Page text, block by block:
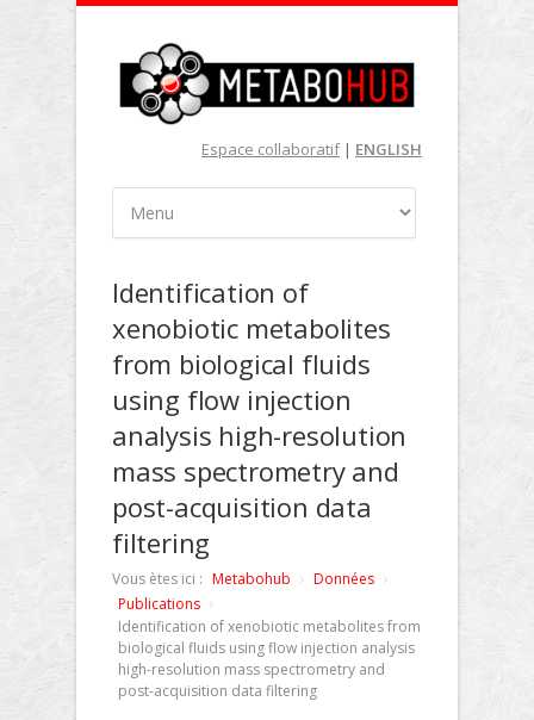
Espace collaboratif| ENGLISH
Identification of
xenobiotic metabolites
from biological fluids
using flow injection
analysis high-resolution
mass spectrometry and
post-acquisition data
filtering
Vous ètes ici : Metabohub
Données
Publications
Identification of xenobiotic metabolites from
biological fluids using flow injection analysis
high-resolution mass spectrometry and
post-acquisition data filtering